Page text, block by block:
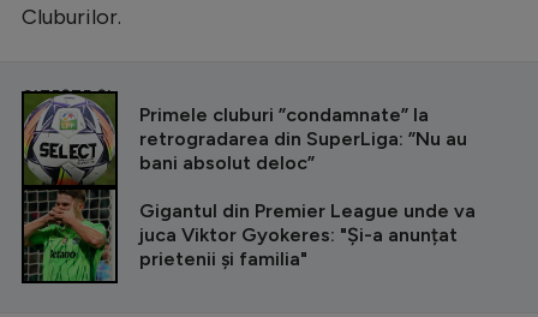
JO 2024
JO 2026
Cluburilor.
CITEȘTE ȘI
Primele cluburi ”condamnate” la
retrogradarea din SuperLiga: ”Nu au
bani absolut deloc”
Gigantul din Premier League unde va
juca Viktor Gyokeres: "Și-a anunțat
prietenii și familia"